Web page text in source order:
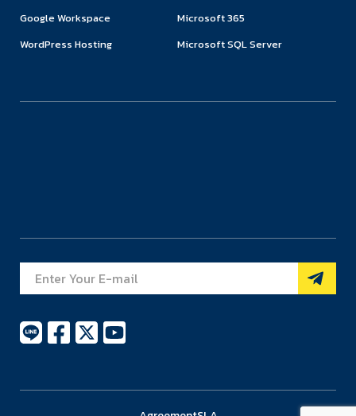
Google Workspace
Microsoft 365
WordPress Hosting
Microsoft SQL Server